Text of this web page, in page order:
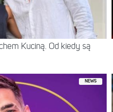
Kuciną. Od kiedy są
NEWS